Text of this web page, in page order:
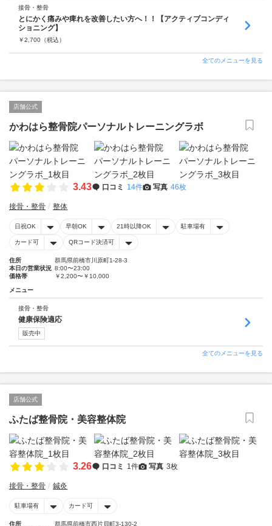
接骨・整骨
とにかく痛みや痺れを改善したい方へ！！【アクティブコンディ
ショニング】
￥2,700 （税込）
全てのメニューを見る
店舗公式
かわはら整骨院パーソナルトレーニングラボ
3.43 口コミ 14件 写真 46枚
接骨・整骨 整体
日祝OK 早朝OK 21時以降OK 駐車場有
カード可 QRコード決済可
住所
群馬県前橋市川原町1-28-3
本日の営業状況 8:00〜23:00
価格帯
￥2,200〜￥10,000
メニュー
接骨・整骨
健康保険適応
販売中
全てのメニューを見る
店舗公式
ふたば整骨院・美容整体院
3.26 口コミ 1件 写真 3枚
接骨・整骨 鍼灸
駐車場有 カード可
住所
群馬県前橋市西片貝町3-130-2